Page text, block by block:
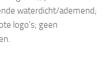
waterdicht/ademend;
logo’s; geen